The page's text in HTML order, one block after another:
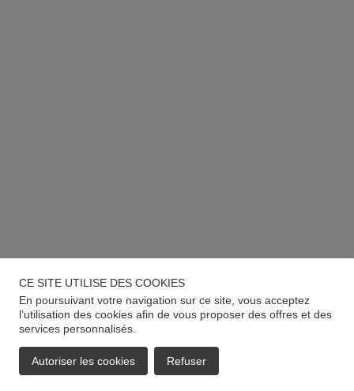
CE SITE UTILISE DES COOKIES
En poursuivant votre navigation sur ce site, vous acceptez
l’utilisation des cookies afin de vous proposer des offres et des
services personnalisés.
Autoriser les cookies Refuser